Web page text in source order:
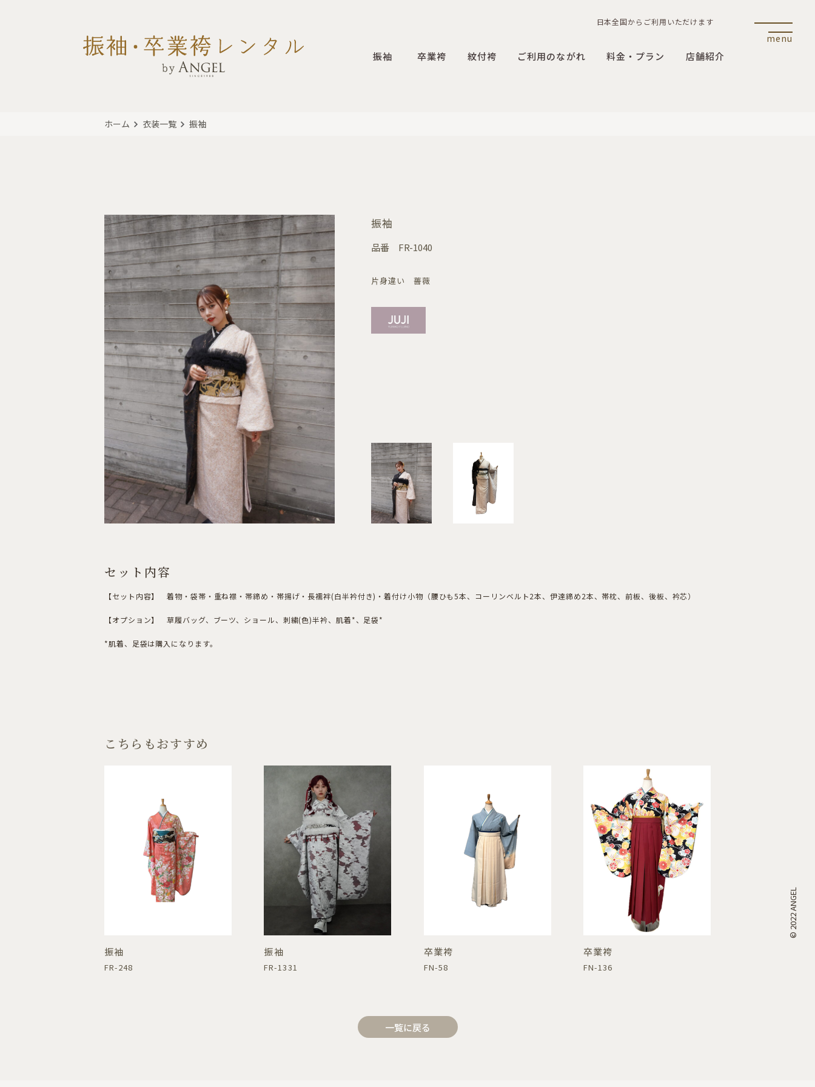
日本全国からご利用いただけます
振袖 卒業袴 紋付袴 ご利用のながれ 料金・プラン 店舗紹介
menu
ホーム 衣装一覧 振袖
振袖
品番 FR-1040
片身違い 薔薇
セット内容
【セット内容】 着物・袋帯・重ね襟・帯締め・帯揚げ・長襦袢(白半衿付き)・着付け小物（腰ひも5本、コーリンベルト2本、伊達締め2本、帯枕、前板、後板、衿芯）
【オプション】 草履バッグ、ブーツ、ショール、刺繍(色)半衿、肌着*、足袋*
*肌着、足袋は購入になります。
こちらもおすすめ
振袖
FR-248
振袖
FR-1331
卒業袴
FN-58
卒業袴
FN-136
一覧に戻る
© 2022 ANGEL